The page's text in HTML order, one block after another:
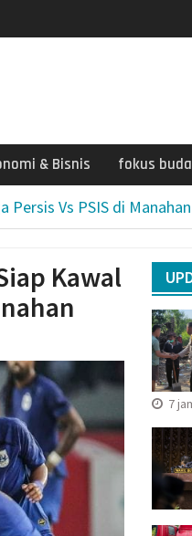
& Bisnis fokus
Vs PSIS di Manahan
Kawal
7